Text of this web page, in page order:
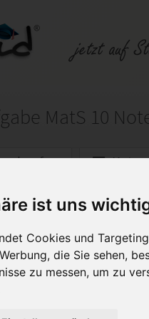
ist uns
Cookies und
die Sie sehen,
zu messen, um zu
MatS 10
in die Geometrie
findest du die